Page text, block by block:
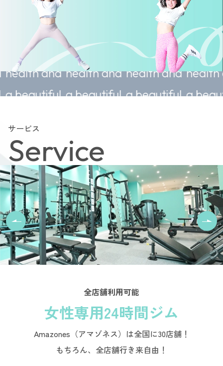
Sustainable
health and
a beautiful
Sustainable
health and
a beautiful
Sustainable
health and
a beautiful a
サービス
Service
全店舗利用可能
女性専用24時間ジム
Amazones（アマゾネス）は全国に30店舗！
もちろん、全店舗行き来自由！